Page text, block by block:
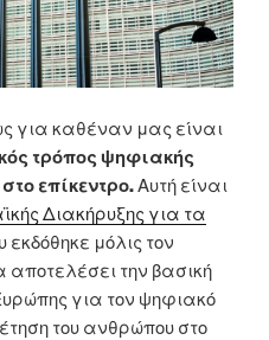
για καθέναν μας είναι
τρόπος ψηφιακής
επίκεντρο.Αυτή είναι
Διακήρυξης για τα
εκδόθηκε μόλις τον
αποτελέσει την βασική
για τον ψηφιακό
του ανθρώπου στο